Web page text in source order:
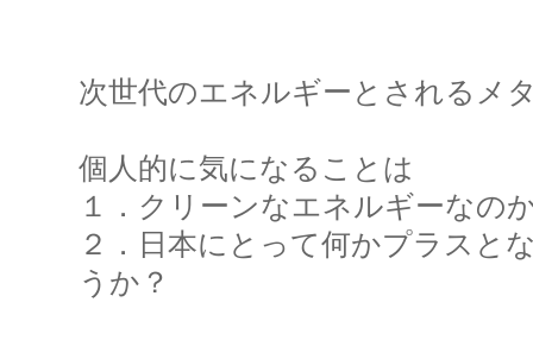
次世代のエネルギーとされるメ
個人的に気になることは
１．クリーンなエネルギーなの
２．日本にとって何かプラスと
うか？